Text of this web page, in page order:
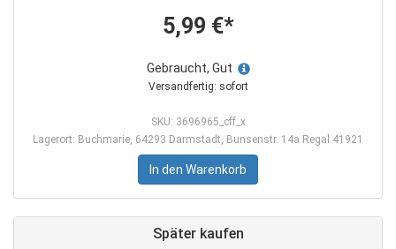
5,99 €*
Gebraucht, Gut
Versandfertig: sofort
SKU: 3696965_cff_x
Lagerort: Buchmarie, 64293 Darmstadt, Bunsenstr. 14a Regal 41921
In den Warenkorb
Später kaufen